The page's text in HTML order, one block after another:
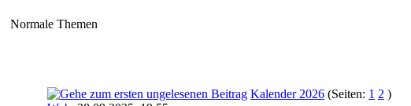
Normale Themen
Kalender 2026 (Seiten: 1 2 )